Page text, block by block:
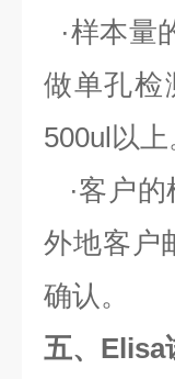
·样本量
做单孔检
500ul以上
·客户的
外地客户
确认。
五、Elisa